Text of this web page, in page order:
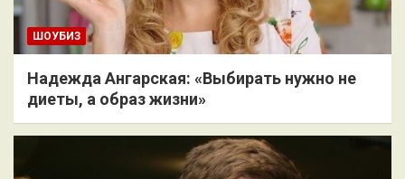
ШОУБИЗ
Надежда Ангарская: «Выбирать нужно не
диеты, а образ жизни»